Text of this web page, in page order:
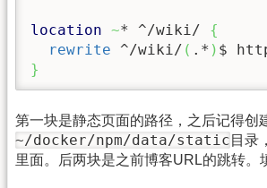
location ~* ^/wiki/ {
rewrite ^/wiki/ ( .* ) $
}
第一块是静态页面的路径，之后记得创
~/docker/npm/data/static 目录
里面。后两块是之前博客URL的跳转。